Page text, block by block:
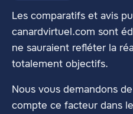
Les comparatifs et avis
canardvirtuel.com sont
ne sauraient refléter la
totalement objectifs.
Nous vous demandons
compte ce facteur dans